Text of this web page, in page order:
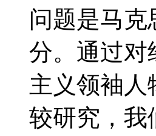
问题是马
分。通过对
主义领袖
较研究，我